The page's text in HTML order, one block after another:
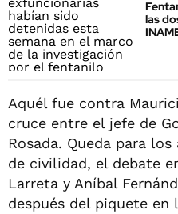
las
Aquél fue contra
cruce entre el jefe de
Rosada. Queda para
de civilidad, el debate
Larreta y Aníbal
después del piquete en